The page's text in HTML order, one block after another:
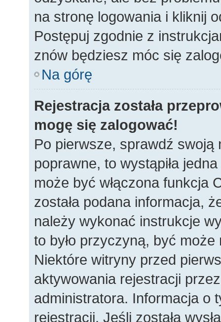
na stronę logowania i kliknij
Postępuj zgodnie z
znów będziesz móc się
Na górę
Rejestracja została
mogę się zalogować!
Po pierwsze, sprawdź swoją
poprawne, to wystąpiła
może być włączona funkcja
została podana informacja,
należy wykonać instrukcje
to było przyczyną, być
Niektóre witryny przed
aktywowania rejestracji
administratora. Informacja o
rejestracji. Jeśli została